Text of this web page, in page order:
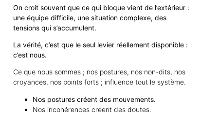
On croit souvent que ce qui bloque vient de l’extérieur :
une équipe difficile, une situation complexe, des
tensions qui s’accumulent.
La vérité, c’est que le seul levier réellement disponible :
c’est nous.
Ce que nous sommes ; nos postures, nos non-dits, nos
croyances, nos points forts ; influence tout le système.
Nos postures créent des mouvements.
Nos incohérences créent des doutes.